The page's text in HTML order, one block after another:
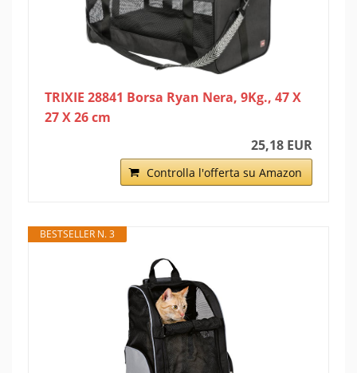
TRIXIE 28841 Borsa Ryan Nera, 9Kg., 47 X
27 X 26 cm
25,18 EUR
Controlla l'offerta su Amazon
BESTSELLER N. 3